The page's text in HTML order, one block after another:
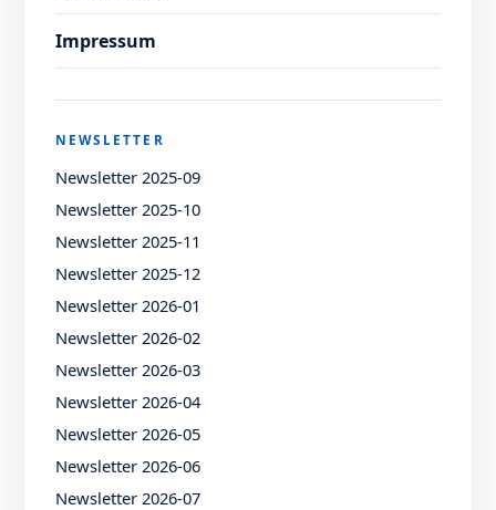
Impressum
NEWSLETTER
Newsletter 2025-09
Newsletter 2025-10
Newsletter 2025-11
Newsletter 2025-12
Newsletter 2026-01
Newsletter 2026-02
Newsletter 2026-03
Newsletter 2026-04
Newsletter 2026-05
Newsletter 2026-06
Newsletter 2026-07